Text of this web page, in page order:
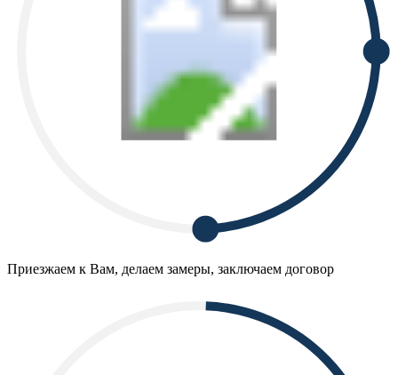
Приезжаем к Вам, делаем замеры, заключаем договор